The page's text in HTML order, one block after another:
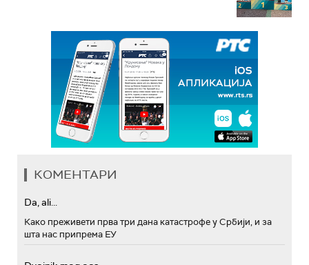
КОМЕНТАРИ
Da, ali...
Како преживети прва три дана катастрофе у Србији, и за
шта нас припрема ЕУ